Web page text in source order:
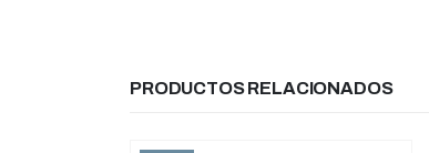
PRODUCTOS RELACIONADOS